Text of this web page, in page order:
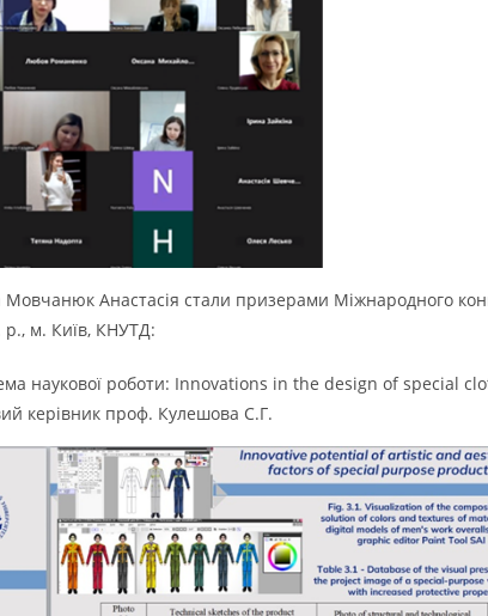
Анастасія стали призерами Міжнародного
р., м. Київ, КНУТД:
наукової роботи: Innovations in the design of special
керівник проф. Кулешова С.Г.